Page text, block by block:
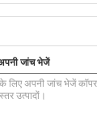
जांच भेजें